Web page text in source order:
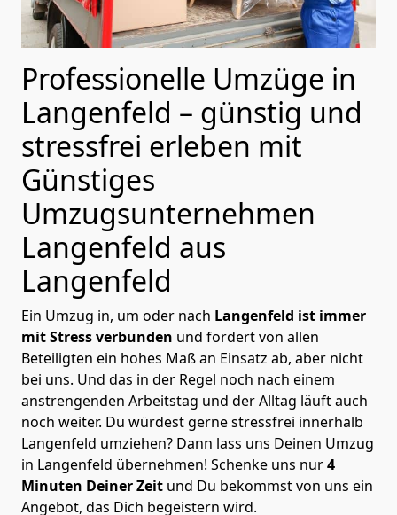
Professionelle Umzüge in
Langenfeld – günstig und
stressfrei erleben mit
Günstiges
Umzugsunternehmen
Langenfeld aus
Langenfeld
Ein Umzug in, um oder nach Langenfeld ist immer
mit Stress verbunden und fordert von allen
Beteiligten ein hohes Maß an Einsatz ab, aber nicht
bei uns. Und das in der Regel noch nach einem
anstrengenden Arbeitstag und der Alltag läuft auch
noch weiter. Du würdest gerne stressfrei innerhalb
Langenfeld umziehen? Dann lass uns Deinen Umzug
in Langenfeld übernehmen! Schenke uns nur4
Minuten Deiner Zeit und Du bekommst von uns ein
Angebot, das Dich begeistern wird.